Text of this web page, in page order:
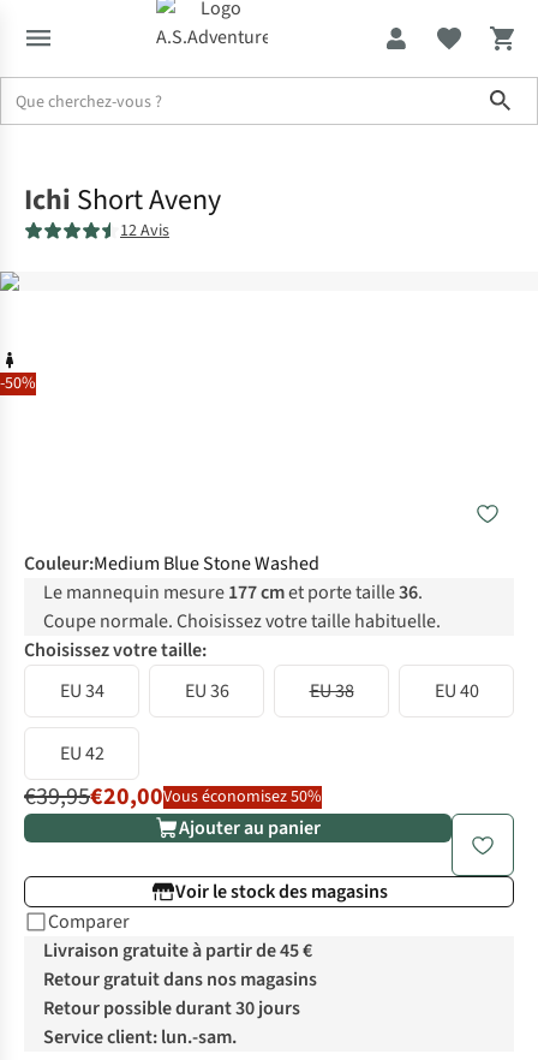
-50%
Ichi Short Aveny
12 Avis
Couleur:Medium Blue Stone Washed
Le mannequin mesure177 cmet porte taille36.
Coupe normale. Choisissez votre taille habituelle.
Choisissez votre taille:
EU 34
EU 36 EU 38 EU 40
EU 42
€39,95€20,00Vous économisez 50%
Ajouter au panier
Voir le stock des magasins
Comparer
Livraison gratuite à partir de 45 €
Retour gratuit dans nos magasins
Retour possible durant 30 jours
Service client: lun.-sam.